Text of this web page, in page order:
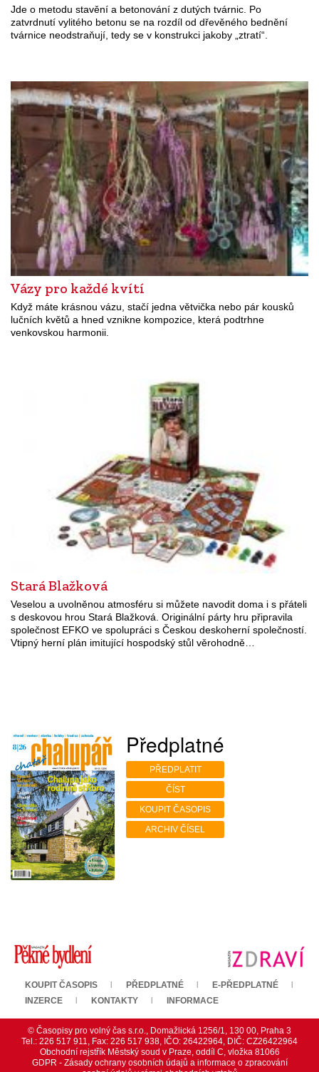
Jde o metodu stavění a betonování z dutých tvárnic. Po
zatvrdnutí vylitého betonu se na rozdíl od dřevěného bednění
tvárnice neodstraňují, tedy se v konstrukci jakoby „ztratí“.
Vázy pro každé kvítí
Když máte krásnou vázu, stačí jedna větvička nebo pár kousků
lučních květů a hned vznikne kompozice, která podtrhne
venkovskou harmonii.
Stará Blažková
Veselou a uvolněnou atmosféru si můžete navodit doma i s přáteli
s deskovou hrou Stará Blažková. Originální párty hru připravila
společnost EFKO ve spolupráci s Českou deskoherní společností.
Vtipný herní plán imitující hospodský stůl věrohodně…
Předplatné
PŘEDPLATIT
ČÍST
KOUPIT ČASOPIS
ARCHIV ČÍSEL
KOUPIT ČASOPIS PŘEDPLATNÉ
E-PŘEDPLATNÉ
INZERCE
KONTAKTY INFORMACE
© Časopisy pro volný čas s.r.o., Domažlická 1256/1, 130 00, Praha 3
Tel.: 226 517 911, Fax: 226 517 938, IČO: 26422964, DIČ: CZ26422964
Obchodní rejstřík Městský soud v Praze, oddíl C, vložka 81066
GDPR - Zásady ochrany osobních údajů a informace o zpracování